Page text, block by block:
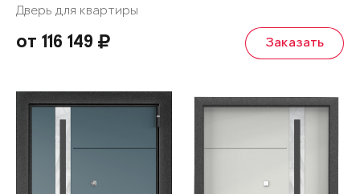
Дверь для квартиры
от 116 149 Заказать